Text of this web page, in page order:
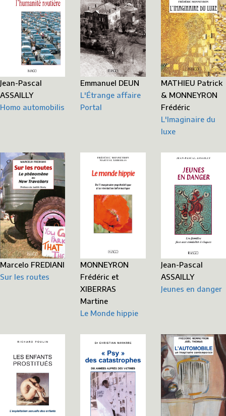
Jean-Pascal
ASSAILLY
Homo automobilis
Emmanuel DEUN
L'Étrange affaire
Portal
MATHIEU Patrick
& MONNEYRON
Frédéric
L'Imaginaire du
luxe
Marcelo FREDIANI
Sur les routes
MONNEYRON
Frédéric et
XIBERRAS
Martine
Le Monde hippie
Jean-Pascal
ASSAILLY
Jeunes en danger